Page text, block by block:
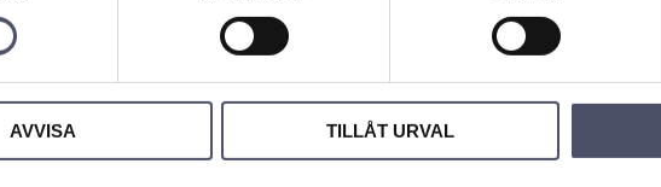
AVVISA TILLÅT URVAL
att
genom